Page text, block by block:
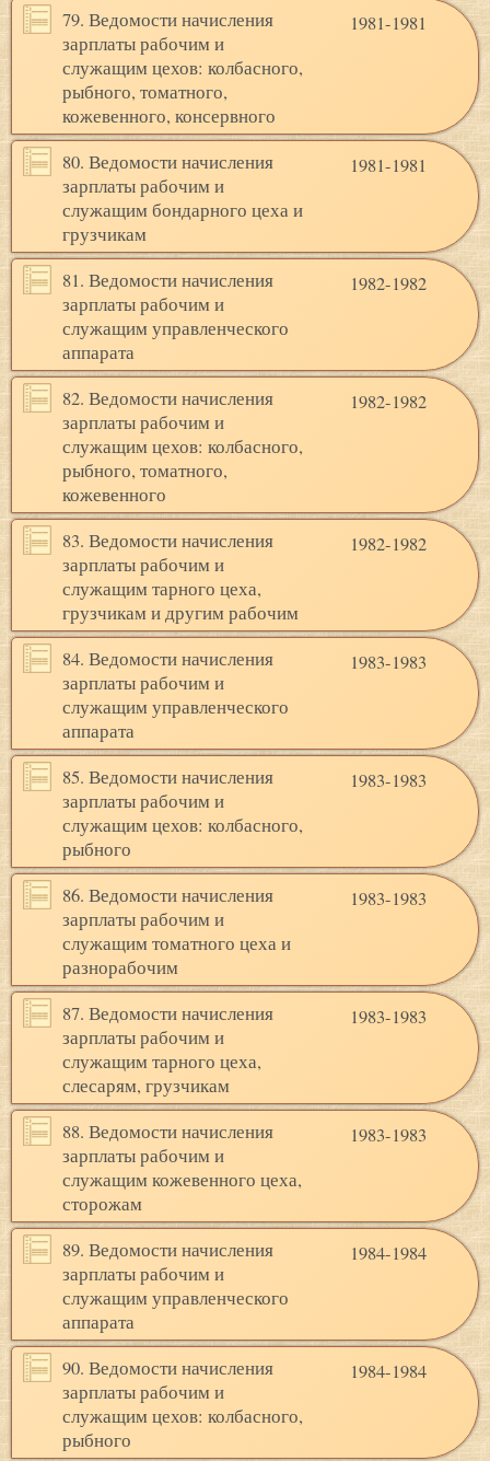
79. Ведомости начисления
зарплаты рабочим и
служащим цехов: колбасного,
рыбного, томатного,
кожевенного, консервного
1981-1981
80. Ведомости начисления
зарплаты рабочим и
служащим бондарного цеха и
грузчикам
1981-1981
81. Ведомости начисления
зарплаты рабочим и
служащим управленческого
аппарата
1982-1982
82. Ведомости начисления
зарплаты рабочим и
служащим цехов: колбасного,
рыбного, томатного,
кожевенного
1982-1982
83. Ведомости начисления
зарплаты рабочим и
служащим тарного цеха,
грузчикам и другим рабочим
1982-1982
84. Ведомости начисления
зарплаты рабочим и
служащим управленческого
аппарата
1983-1983
85. Ведомости начисления
зарплаты рабочим и
служащим цехов: колбасного,
рыбного
1983-1983
86. Ведомости начисления
зарплаты рабочим и
служащим томатного цеха и
разнорабочим
1983-1983
87. Ведомости начисления
зарплаты рабочим и
служащим тарного цеха,
слесарям, грузчикам
1983-1983
88. Ведомости начисления
зарплаты рабочим и
служащим кожевенного цеха,
сторожам
1983-1983
89. Ведомости начисления
зарплаты рабочим и
служащим управленческого
аппарата
1984-1984
90. Ведомости начисления
зарплаты рабочим и
служащим цехов: колбасного,
рыбного
1984-1984